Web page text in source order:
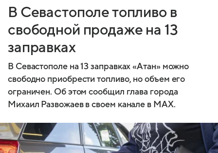
В Севастополе топливо в
свободной продаже на 13
заправках
В Севастополе на 13 заправках «Атан» можно
свободно приобрести топливо, но объем его
ограничен. Об этом сообщил глава города
Михаил Развожаев в своем канале в MAX.